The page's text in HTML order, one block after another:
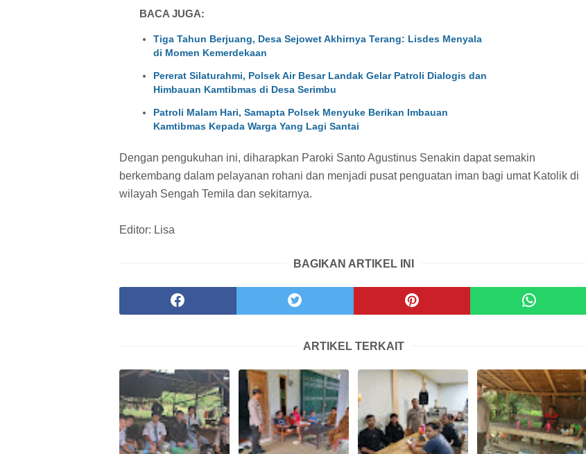
BACA JUGA:
Tiga Tahun Berjuang, Desa Sejowet Akhirnya Terang: Lisdes Menyala
di Momen Kemerdekaan
Pererat Silaturahmi, Polsek Air Besar Landak Gelar Patroli Dialogis dan
Himbauan Kamtibmas di Desa Serimbu
Patroli Malam Hari, Samapta Polsek Menyuke Berikan Imbauan
Kamtibmas Kepada Warga Yang Lagi Santai
Dengan pengukuhan ini, diharapkan Paroki Santo Agustinus Senakin dapat semakin
berkembang dalam pelayanan rohani dan menjadi pusat penguatan iman bagi umat Katolik di
wilayah Sengah Temila dan sekitarnya.
Editor: Lisa
BAGIKAN ARTIKEL INI
ARTIKEL TERKAIT